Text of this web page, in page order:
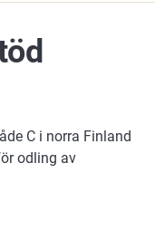
C i norra Finland
odling av